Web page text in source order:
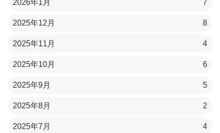
2026年1月 7
2025年12月 8
2025年11月 4
2025年10月 6
2025年9月 5
2025年8月 2
2025年7月 4